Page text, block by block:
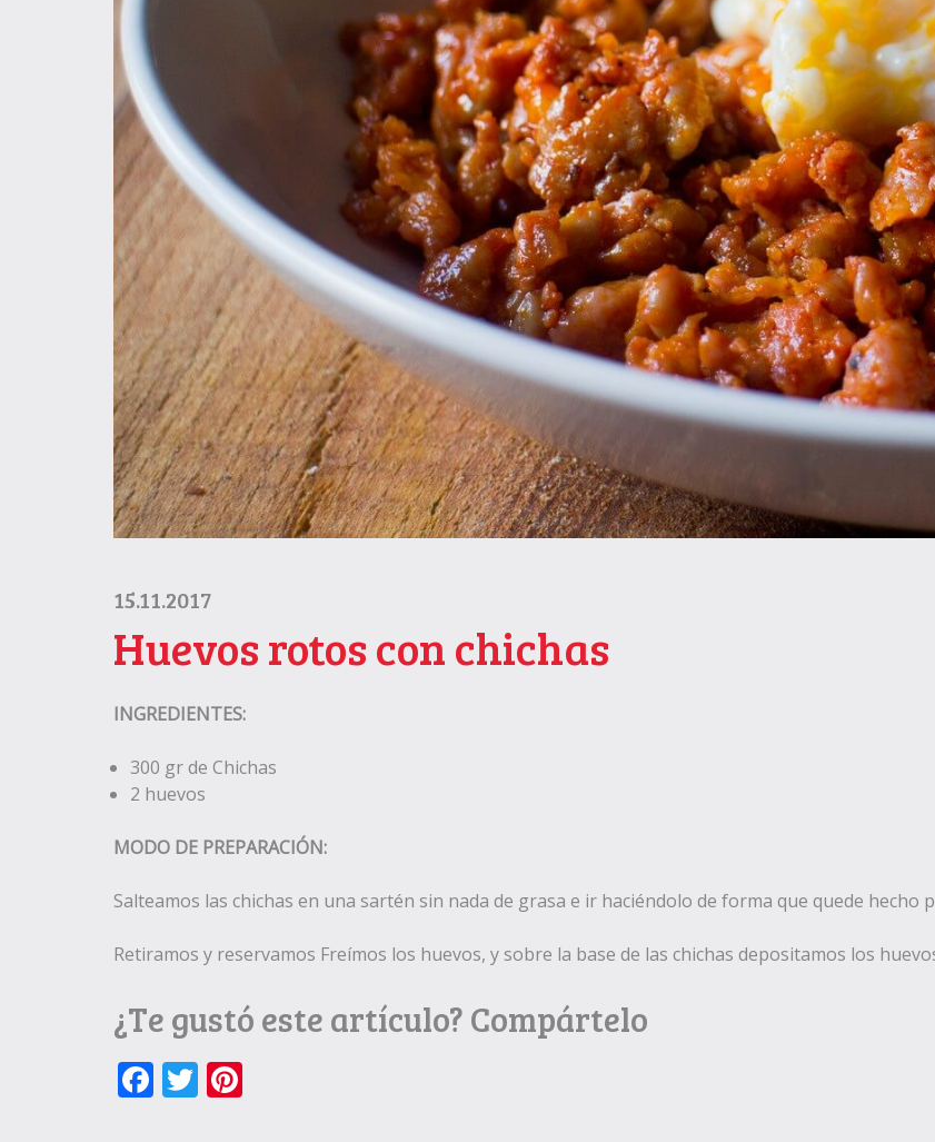
15.11.2017
Huevos rotos con chichas
INGREDIENTES:
300 gr de Chichas
2 huevos
MODO DE PREPARACIÓN:
Salteamos las chichas en una sartén sin nada de grasa e ir haciéndolo de forma que quede hecho
Retiramos y reservamos Freímos los huevos, y sobre la base de las chichas depositamos los
¿Te gustó este artículo? Compártelo
Facebook
Twitter